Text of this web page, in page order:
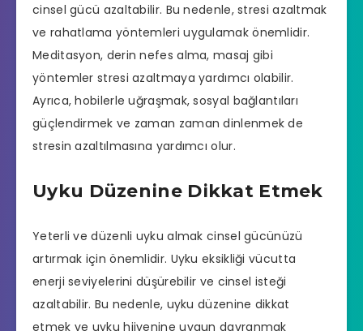
cinsel gücü azaltabilir. Bu nedenle, stresi azaltmak
ve rahatlama yöntemleri uygulamak önemlidir.
Meditasyon, derin nefes alma, masaj gibi
yöntemler stresi azaltmaya yardımcı olabilir.
Ayrıca, hobilerle uğraşmak, sosyal bağlantıları
güçlendirmek ve zaman zaman dinlenmek de
stresin azaltılmasına yardımcı olur.
Uyku Düzenine Dikkat Etmek
Yeterli ve düzenli uyku almak cinsel gücünüzü
artırmak için önemlidir. Uyku eksikliği vücutta
enerji seviyelerini düşürebilir ve cinsel isteği
azaltabilir. Bu nedenle, uyku düzenine dikkat
etmek ve uyku hijyenine uygun davranmak